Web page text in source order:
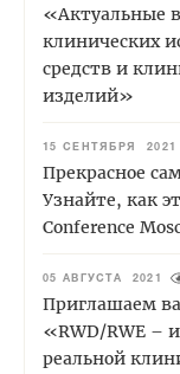
«Актуальные
клинических
средств и
изделий»
15 СЕНТЯБРЯ 2021
Прекрасное
Узнайте, как
Conference
05 АВГУСТА 2021
Приглашаем
«RWD/RWE –
реальной